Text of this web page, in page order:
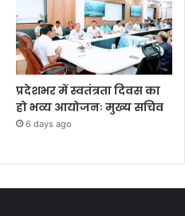
प्रदेशभर में स्वतंत्रता दिवस का
हो भव्य आयोजनः मुख्य सचिव
6 days ago